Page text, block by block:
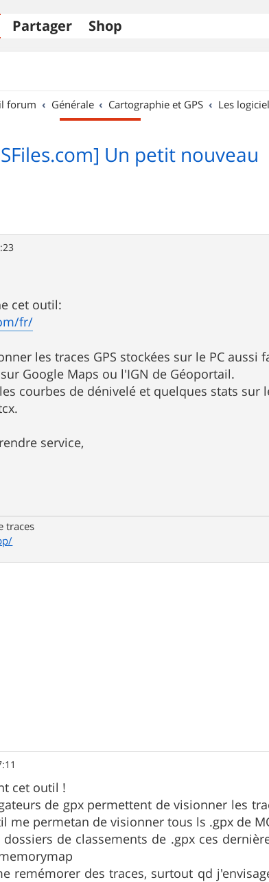
Partager Shop
forum Générale Cartographie et GPS Les
Un petit nouveau
cet outil:
fr/
les traces GPS stockées sur le PC
Google Maps ou l'IGN de Géoportail.
courbes de dénivelé et quelques stats sur
service,
traces
cet outil !
de gpx permettent de visionner les
me permetan de visionner tous ls .gpx de
de classements de .gpx ces
remémorer des traces, surtout qd